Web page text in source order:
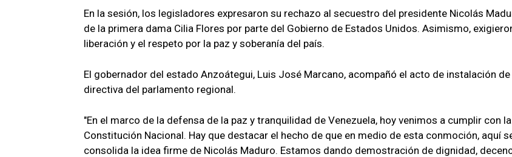
En la sesión, los legisladores expresaron su rechazo al secuestro del presidente Nicolás
de la primera dama Cilia Flores por parte del Gobierno de Estados Unidos. Asimismo,
liberación y el respeto por la paz y soberanía del país.
El gobernador del estado Anzoátegui, Luis José Marcano, acompañó el acto de instalación de
directiva del parlamento regional.
"En el marco de la defensa de la paz y tranquilidad de Venezuela, hoy venimos a cumplir con la
Constitución Nacional. Hay que destacar el hecho de que en medio de esta conmoción, aquí
consolida la idea firme de Nicolás Maduro. Estamos dando demostración de dignidad,